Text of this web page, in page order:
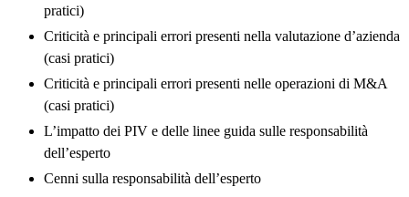
pratici)
Criticità e principali errori presenti nella valutazione d’azienda
(casi pratici)
Criticità e principali errori presenti nelle operazioni di M&A
(casi pratici)
L’impatto dei PIV e delle linee guida sulle responsabilità
dell’esperto
Cenni sulla responsabilità dell’esperto